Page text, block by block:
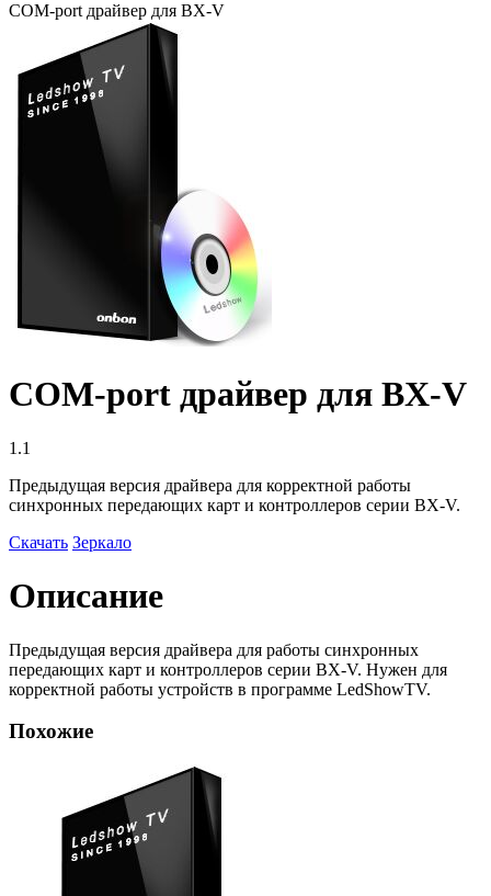
COM-port драйвер для BX-V
COM-port драйвер для BX-V
1.1
Предыдущая версия драйвера для корректной работы
синхронных передающих карт и контроллеров серии BX-V.
Скачать Зеркало
Описание
Предыдущая версия драйвера для работы синхронных
передающих карт и контроллеров серии BX-V. Нужен для
корректной работы устройств в программе LedShowTV.
Похожие